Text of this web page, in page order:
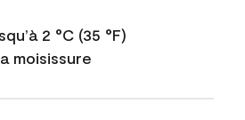
2 °C (35 °F)
moisissure